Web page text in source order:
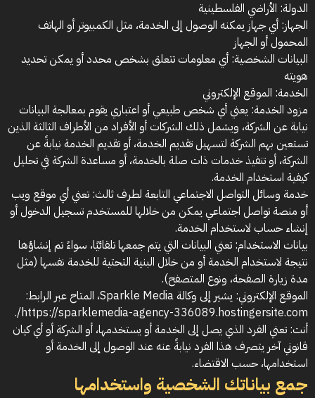
الدولة: الأراضي الفلسطينية
الجهاز: أي جهاز يمكنه الوصول إلى الخدمة، مثل الكمبيوتر أو الهاتف
المحمول أو الجهاز
البيانات الشخصية: أي معلومات تتعلق بشخص محدد أو يمكن تحديد
هويته
الخدمة: الموقع الإلكتروني
مزود الخدمة: يعني أي شخص طبيعي أو اعتباري يقوم بمعالجة البيانات
نيابة عن الشركة، ويشمل ذلك الشركات أو الأفراد من الأطراف الثالثة الذين
تستعين بهم الشركة لتسهيل تقديم الخدمة، أو تقديم الخدمة نيابةً عن
الشركة، أو تنفيذ خدمات ذات صلة بالخدمة، أو مساعدة الشركة في تحليل
كيفية استخدام الخدمة.
خدمة وسائل التواصل الاجتماعي التابعة لطرف ثالث: تعني أي موقع ويب
أو منصة تواصل اجتماعي يمكن من خلالها للمستخدم تسجيل الدخول أو
إنشاء حساب لاستخدام الخدمة.
بيانات الاستخدام: تعني البيانات التي يتم جمعها تلقائيًا، سواءً تم إنشاؤها
نتيجة لاستخدام الخدمة أو من خلال البنية التحتية للخدمة نفسها (مثل
مدة زيارة الصفحة، ونوع المتصفح).
الموقع الإلكتروني: يشير إلى وكالة Sparkle Media، المتاح عبر الرابط:
https://sparklemedia-agency-336089.hostingersite.com/.
أنت: تعني الفرد الذي يصل إلى الخدمة أو يستخدمها، أو الشركة أو أي كيان
قانوني آخر يتصرف هذا الفرد نيابةً عنه عند الوصول إلى الخدمة أو
استخدامها، حسب الاقتضاء.
جمع بياناتك الشخصية واستخدامها